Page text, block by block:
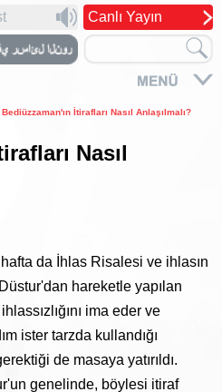
Canlı Yayın
Bediüzzaman'ın İtirafları Nasıl Anlaşılmalı?
Nasıl
da İhlas Risalesi ve ihlasın
hareketle yapılan
ima eder ve
ister tarzda kullandığı
de masaya yatırıldı.
genelinde, böylesi itiraf